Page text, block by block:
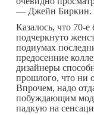
— Джейн Биркин.
Казалось, что 70-е
подчеркнуто
подиумах
предосенние
дизайнеры
прошлого, что ни
Впрочем, надо
побуждающим
падкую на